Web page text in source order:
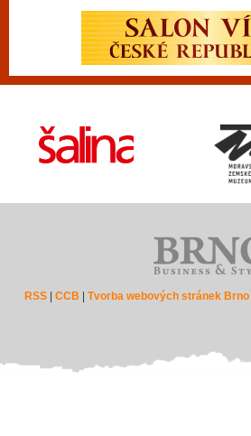
RSS |CCB |Tvorba webových stránek Brno